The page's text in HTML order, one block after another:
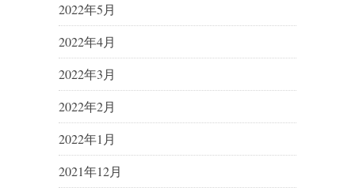
2022年5月
2022年4月
2022年3月
2022年2月
2022年1月
2021年12月